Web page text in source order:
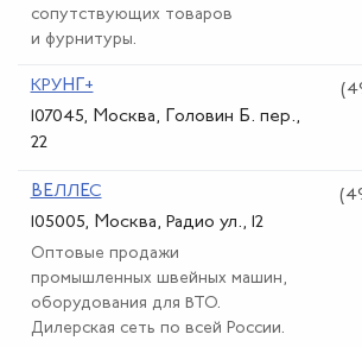
сопутствующих товаров
и фурнитуры.
КРУНГ+
107045, Москва, Головин Б. пер.,
22
ВЕЛЛЕС
105005, Москва, Радио ул., 12
Оптовые продажи
промышленных швейных машин,
оборудования для ВТО.
Дилерская сеть по всей России.